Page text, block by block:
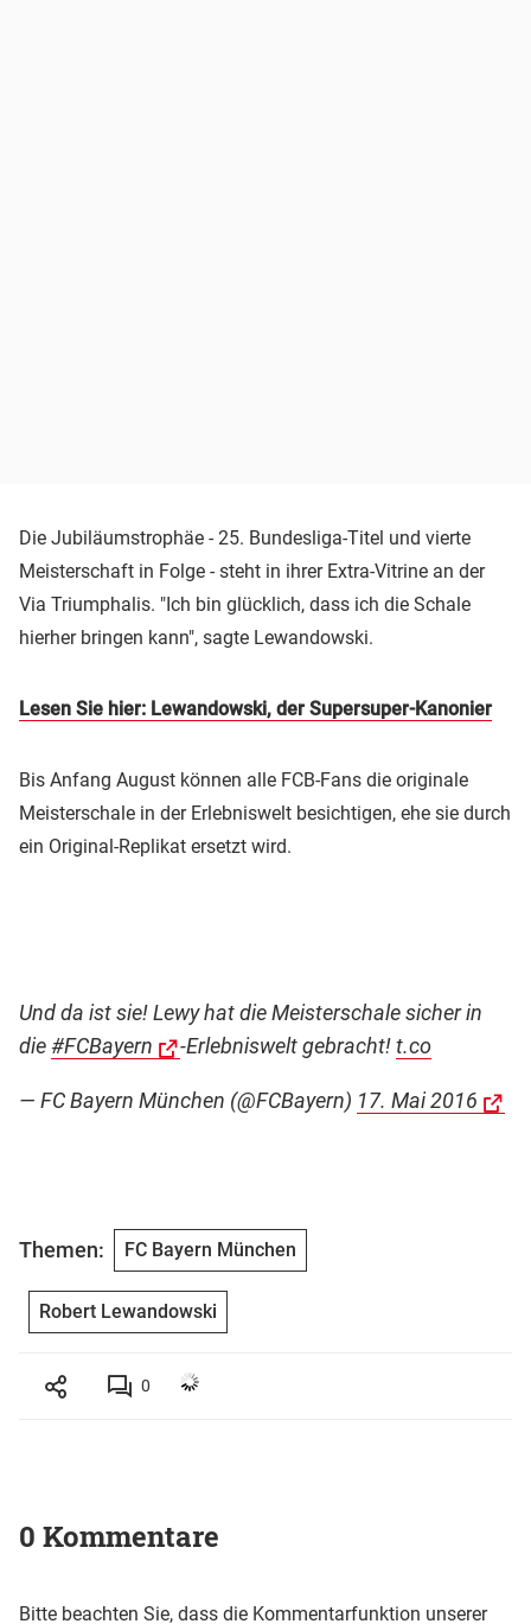
Die Jubiläumstrophäe - 25. Bundesliga-Titel und vierte
Meisterschaft in Folge - steht in ihrer Extra-Vitrine an der
Via Triumphalis. "Ich bin glücklich, dass ich die Schale
hierher bringen kann", sagte Lewandowski.
Lesen Sie hier: Lewandowski, der Supersuper-Kanonier
Bis Anfang August können alle FCB-Fans die originale
Meisterschale in der Erlebniswelt besichtigen, ehe sie durch
ein Original-Replikat ersetzt wird.
Und da ist sie! Lewy hat die Meisterschale sicher in
die#FCBayern -Erlebniswelt gebracht!t.co
— FC Bayern München (@FCBayern) 17. Mai 2016
Themen: FC Bayern München
Robert Lewandowski
0
0 Kommentare
Bitte beachten Sie, dass die Kommentarfunktion unserer